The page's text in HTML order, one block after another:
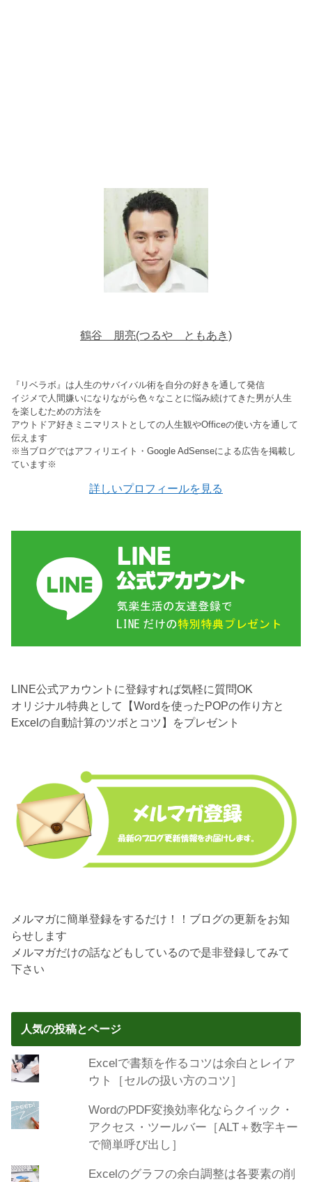
鶴谷 朋亮(つるや ともあき)
『リベラボ』は人生のサバイバル術を自分の好きを通して発信
イジメで人間嫌いになりながら色々なことに悩み続けてきた男が人生
を楽しむための方法を
アウトドア好きミニマリストとしての人生観やOfficeの使い方を通して
伝えます
※当ブログではアフィリエイト・Google AdSenseによる広告を掲載し
ています※
詳しいプロフィールを見る
LINE公式アカウントに登録すれば気軽に質問OK
オリジナル特典として【Wordを使ったPOPの作り方と
Excelの自動計算のツボとコツ】をプレゼント
メルマガに簡単登録をするだけ！！ブログの更新をお知
らせします
メルマガだけの話などもしているので是非登録してみて
下さい
人気の投稿とページ
Excelで書類を作るコツは余白とレイア
ウト［セルの扱い方のコツ］
WordのPDF変換効率化ならクイック・
アクセス・ツールバー［ALT＋数字キー
で簡単呼び出し］
Excelのグラフの余白調整は各要素の削